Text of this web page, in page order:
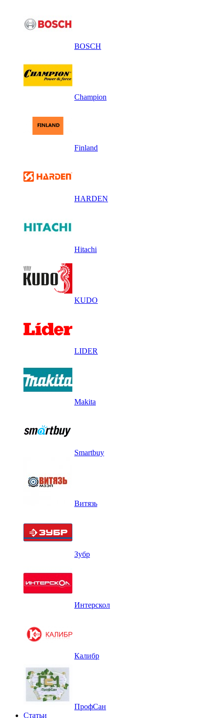
BOSCH
Champion
Finland
HARDEN
Hitachi
KUDO
LIDER
Makita
Smartbuy
Витязь
Зубр
Интерскол
Калибр
ПрофСан
Статьи